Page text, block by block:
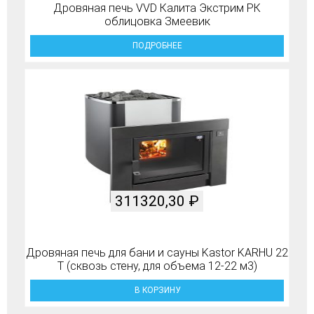
Дровяная печь VVD Калита Экстрим РК
облицовка Змеевик
ПОДРОБНЕЕ
Дровяная печь для бани и сауны Kastor KARHU 22
T (сквозь стену, для объема 12-22 м3)
311320,30 ₽
В КОРЗИНУ